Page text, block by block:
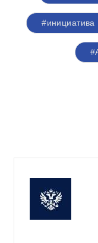
#инициатива